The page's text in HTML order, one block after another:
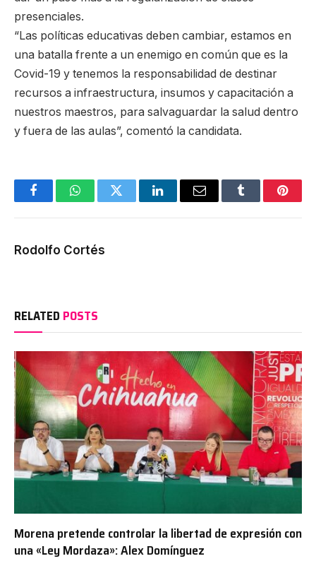
presenciales.
“Las políticas educativas deben cambiar, estamos en
una batalla frente a un enemigo en común que es la
Covid-19 y tenemos la responsabilidad de destinar
recursos a infraestructura, insumos y capacitación a
nuestros maestros, para salvaguardar la salud dentro
y fuera de las aulas”, comentó la candidata.
FacebookWhatsAppTwitter LinkedInEmail Tumblr
Rodolfo Cortés
RELATED POSTS
Morena pretende controlar la libertad de expresión con
una «Ley Mordaza»: Alex Domínguez